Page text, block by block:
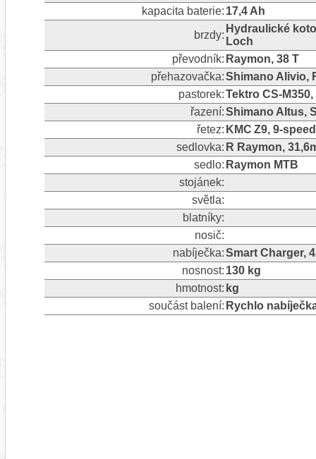
kapacita baterie: 17,4 Ah
brzdy:
Hydraulické
Loch
převodník: Raymon, 38 T
přehazovačka:Shimano Alivio,
pastorek:Tektro CS‑M350,
řazení:Shimano Altus,
řetez: KMC Z9, 9‑speed
sedlovka: R Raymon,
sedlo: Raymon MTB
stojánek:
světla:
blatníky:
nosič:
nabíječka:Smart Charger,
nosnost: 130 kg
hmotnost: kg
součást balení: Rychlo